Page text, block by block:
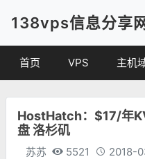
138vps信息分享
首页 VPS
便宜VPS
VPS评测
主机
虚拟主
HostHatch：$17/年
盘 洛杉矶
苏苏 5521 2018-